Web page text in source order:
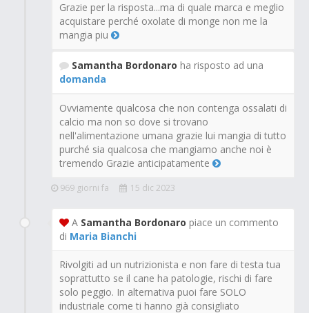
Grazie per la risposta...ma di quale marca e meglio
acquistare perché oxolate di monge non me la
mangia piu
Samantha Bordonaro ha risposto ad una
domanda
Ovviamente qualcosa che non contenga ossalati di
calcio ma non so dove si trovano
nell'alimentazione umana grazie lui mangia di tutto
purché sia qualcosa che mangiamo anche noi è
tremendo Grazie anticipatamente
969 giorni fa 15 dic 2023
A Samantha Bordonaro piace un commento
di Maria Bianchi
Rivolgiti ad un nutrizionista e non fare di testa tua
soprattutto se il cane ha patologie, rischi di fare
solo peggio. In alternativa puoi fare SOLO
industriale come ti hanno già consigliato